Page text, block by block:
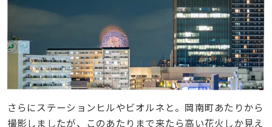
さらにステーションヒルやビオルネと。岡南町あたりから
撮影しましたが、このあたりまで来たら高い花火しか見え